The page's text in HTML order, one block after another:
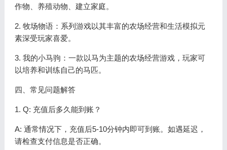
作物、养殖动物、建立家庭。
2. 牧场物语：系列游戏以其丰富的农场经营和生活模拟元
素深受玩家喜爱。
3. 我的小马驹：一款以马为主题的农场经营游戏，玩家可
以培养和训练自己的马匹。
四、常见问题解答
1. Q: 充值后多久能到账？
A: 通常情况下，充值后5-10分钟内即可到账。如遇延迟，
请检查支付信息是否正确。